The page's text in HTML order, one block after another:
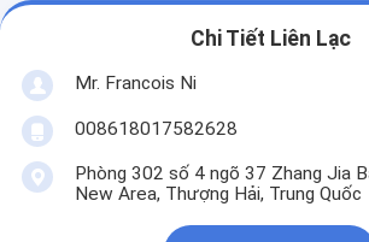
Các sản phẩm
Chi Tiết Liên Lạc
Mr. Francois Ni
008618017582628
Phòng 302 số 4 ngõ 37 Zhang Jia
New Area, Thượng Hải, Trung Quốc